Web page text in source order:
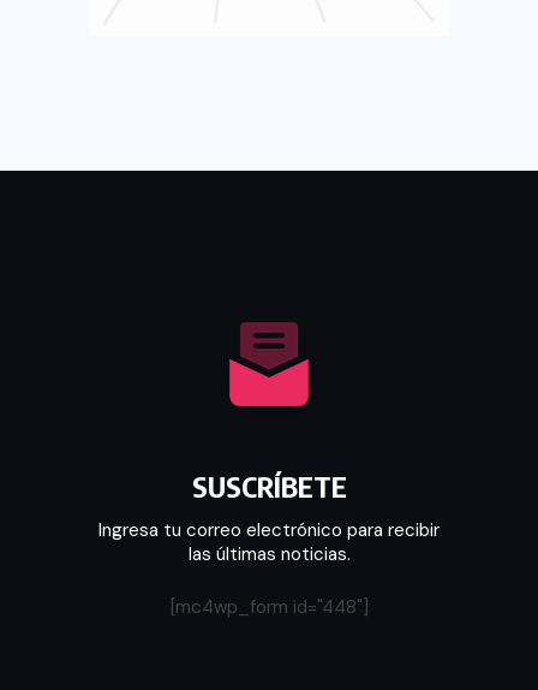
SUSCRÍBETE
Ingresa tu correo electrónico para recibir
las últimas noticias.
[mc4wp_form id="448"]